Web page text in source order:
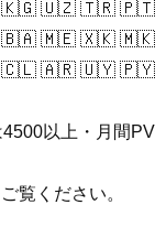
🇺🇿 🇹🇷 🇵🇹
🇲🇪 🇽🇰 🇲🇰
🇦🇷 🇺🇾 🇵🇾
以上・月間PV
覧ください。